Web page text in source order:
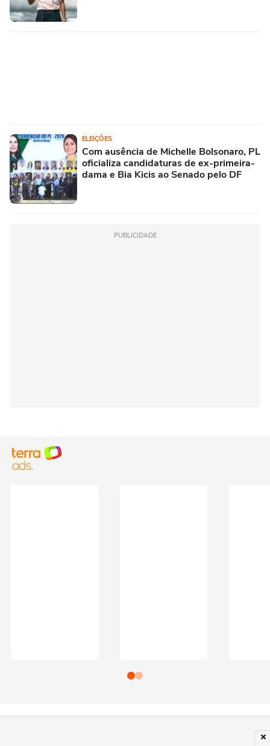
ELEIÇÕES
Com ausência de Michelle Bolsonaro, PL
oficializa candidaturas de ex-primeira-
dama e Bia Kicis ao Senado pelo DF
PUBLICIDADE